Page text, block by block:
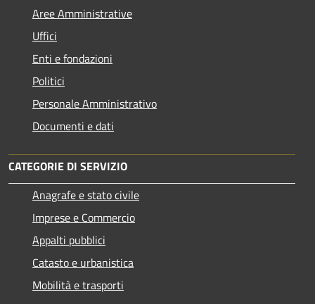
Aree Amministrative
Uffici
Enti e fondazioni
Politici
Personale Amministrativo
Documenti e dati
CATEGORIE DI SERVIZIO
Anagrafe e stato civile
Imprese e Commercio
Appalti pubblici
Catasto e urbanistica
Mobilità e trasporti